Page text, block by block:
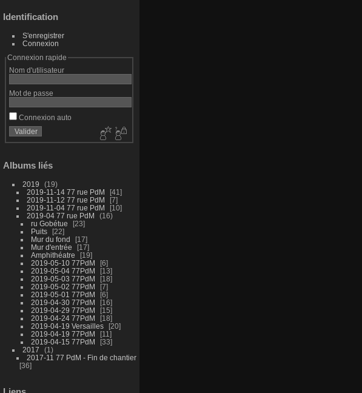
Identification
S'enregistrer
Connexion
Connexion rapide
Nom d'utilisateur
Mot de passe
Connexion auto
Albums liés
2019
19
2019-11-14 77 rue PdM
41
2019-11-12 77 rue PdM
7
2019-11-04 77 rue PdM
10
2019-04 77 rue PdM
16
ru Gobétue
23
Puits
22
Mur du fond
17
Mur d'entrée
17
Amphithéatre
19
2019-05-10 77PdM
6
2019-05-04 77PdM
13
2019-05-03 77PdM
18
2019-05-02 77PdM
7
2019-05-01 77PdM
6
2019-04-30 77PdM
16
2019-04-29 77PdM
15
2019-04-24 77PdM
18
2019-04-19 Versailles
20
2019-04-19 77PdM
11
2019-04-15 77PdM
33
2017
1
2017-11 77 PdM - Fin de chantier
36